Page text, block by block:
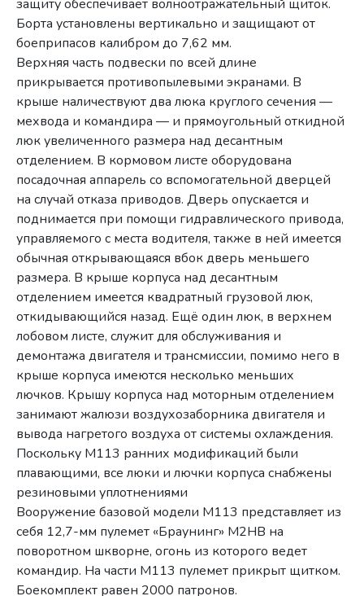
защиту обеспечивает волноотражательный щиток.
Борта установлены вертикально и защищают от
боеприпасов калибром до 7,62 мм.
Верхняя часть подвески по всей длине
прикрывается противопылевыми экранами. В
крыше наличествуют два люка круглого сечения —
мехвода и командира — и прямоугольный откидной
люк увеличенного размера над десантным
отделением. В кормовом листе оборудована
посадочная аппарель со вспомогательной дверцей
на случай отказа приводов. Дверь опускается и
поднимается при помощи гидравлического привода,
управляемого с места водителя, также в ней имеется
обычная открывающаяся вбок дверь меньшего
размера. В крыше корпуса над десантным
отделением имеется квадратный грузовой люк,
откидывающийся назад. Ещё один люк, в верхнем
лобовом листе, служит для обслуживания и
демонтажа двигателя и трансмиссии, помимо него в
крыше корпуса имеются несколько меньших
лючков. Крышу корпуса над моторным отделением
занимают жалюзи воздухозаборника двигателя и
вывода нагретого воздуха от системы охлаждения.
Поскольку M113 ранних модификаций были
плавающими, все люки и лючки корпуса снабжены
резиновыми уплотнениями
Вооружение базовой модели M113 представляет из
себя 12,7-мм пулемет «Браунинг» М2НВ на
поворотном шкворне, огонь из которого ведет
командир. На части М113 пулемет прикрыт щитком.
Боекомплект равен 2000 патронов.